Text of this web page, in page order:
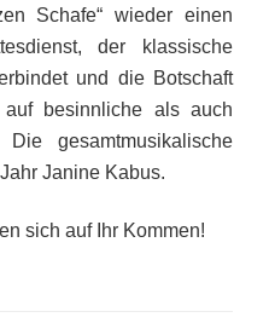
Schafe“ wieder einen
der klassische
und die Botschaft
besinnliche als auch
gesamtmusikalische
Janine Kabus.
sich auf Ihr Kommen!